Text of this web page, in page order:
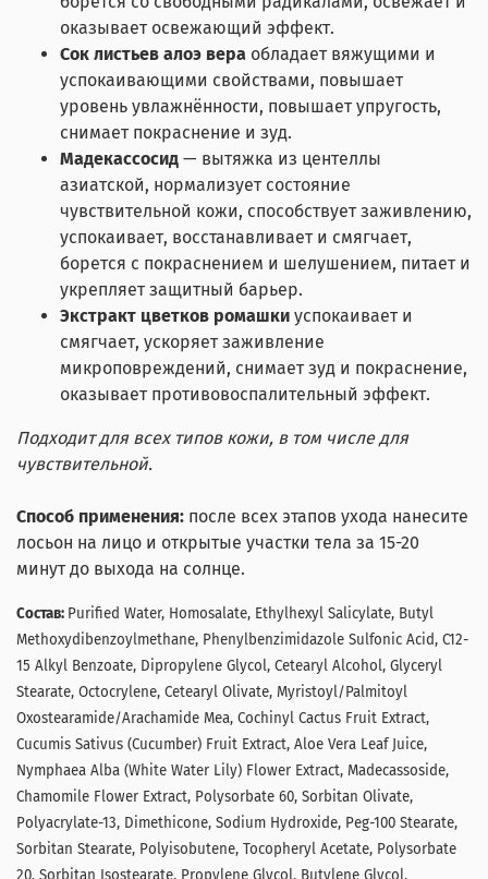
оказывает освежающий эффект.
Сок листьев алоэ вера обладает вяжущими и
успокаивающими свойствами, повышает
уровень увлажнённости, повышает упругость,
снимает покраснение и зуд.
Мадекассосид — вытяжка из центеллы
азиатской, нормализует состояние
чувствительной кожи, способствует заживлению,
успокаивает, восстанавливает и смягчает,
борется с покраснением и шелушением, питает и
укрепляет защитный барьер.
Экстракт цветков ромашки успокаивает и
смягчает, ускоряет заживление
микроповреждений, снимает зуд и покраснение,
оказывает противовоспалительный эффект.
Подходит для всех типов кожи, в том числе для
чувствительной.
Способ применения: после всех этапов ухода нанесите
лосьон на лицо и открытые участки тела за 15-20
минут до выхода на солнце.
Состав: Purified Water, Homosalate, Ethylhexyl Salicylate, Butyl
Methoxydibenzoylmethane, Phenylbenzimidazole Sulfonic Acid, C12-
15 Alkyl Benzoate, Dipropylene Glycol, Cetearyl Alcohol, Glyceryl
Stearate, Octocrylene, Cetearyl Olivate, Myristoyl/Palmitoyl
Oxostearamide/Arachamide Mea, Cochinyl Cactus Fruit Extract,
Cucumis Sativus (Cucumber) Fruit Extract, Aloe Vera Leaf Juice,
Nymphaea Alba (White Water Lily) Flower Extract, Madecassoside,
Chamomile Flower Extract, Polysorbate 60, Sorbitan Olivate,
Polyacrylate-13, Dimethicone, Sodium Hydroxide, Peg-100 Stearate,
Sorbitan Stearate, Polyisobutene, Tocopheryl Acetate, Polysorbate